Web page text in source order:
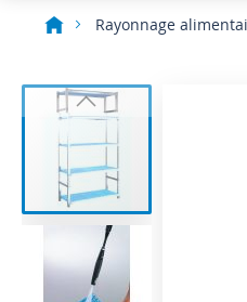
Rayonnage
Skip
to